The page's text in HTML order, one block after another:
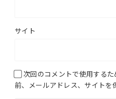
サイト
次回のコメントで使用する
前、メールアドレス、サイトを